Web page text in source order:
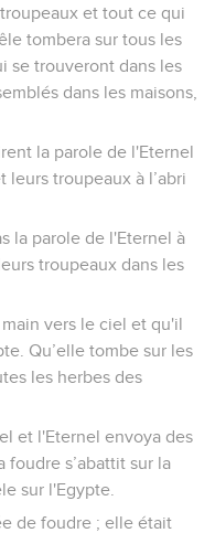
et tout ce qui
tombera sur tous les
se trouveront dans les
dans les maisons,
la parole de l'Eternel
leurs troupeaux à l’abri
la parole de l'Eternel à
troupeaux dans les
vers le ciel et qu'il
Qu’elle tombe sur les
les herbes des
et l'Eternel envoya des
foudre s’abattit sur la
sur l'Egypte.
de foudre ; elle était